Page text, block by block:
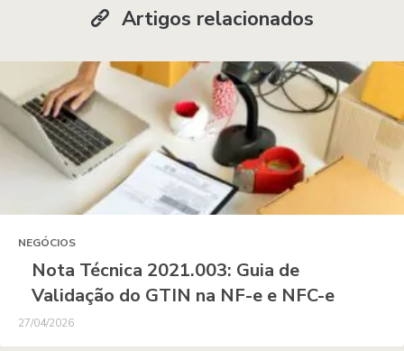
Artigos relacionados
NEGÓCIOS
Nota Técnica 2021.003: Guia de
Validação do GTIN na NF-e e NFC-e
27/04/2026